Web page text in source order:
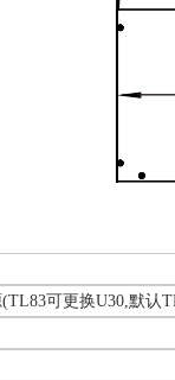
可更换U30,默认